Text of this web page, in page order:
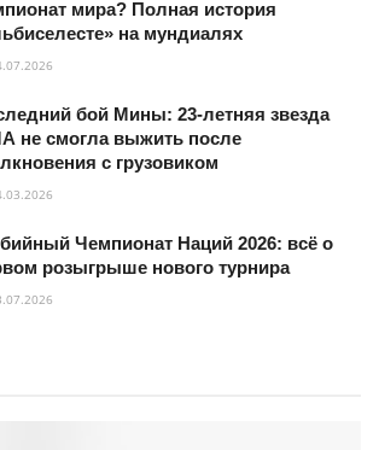
мира? Полная история
на мундиалях
бой Мины: 23-летняя звезда
не смогла выжить после
с грузовиком
Чемпионат Наций 2026: всё о
розыгрыше нового турнира